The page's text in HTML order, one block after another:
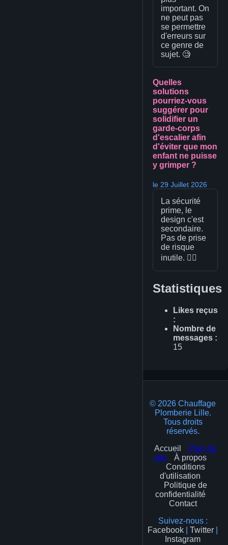
important. On
ne peut pas
se permettre
d'erreurs sur
ce genre de
sujet. 🧐
Quelles
solutions
pourriez-vous
suggérer pour
solidifier un
garde-corps
d'escalier afin
d'éviter que mon
enfant ne puisse
y grimper ?
le 29 Juillet 2026
La sécurité
prime, le
design c'est
secondaire.
Pas de prise
de risque
inutile. 🙅‍♀️
Statistiques
Likes reçus
:
Nombre de
messages :
15
© 2026 Chauffage
Plomberie Lille.
Tous droits
réservés.
Accueil
Plan du
site
À propos
Conditions
d'utilisation
Politique de
confidentialité
Contact
Suivez-nous :
Facebook
Twitter
Instagram